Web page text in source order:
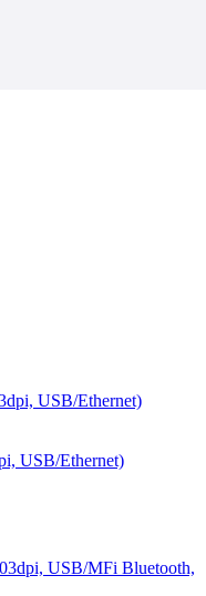
USB/Ethernet)